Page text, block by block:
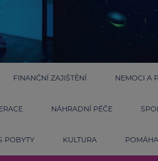
FINANČNÍ ZAJIŠTĚNÍ NEMOCI A
NÁHRADNÍ PÉČE
POBYTY KULTURA